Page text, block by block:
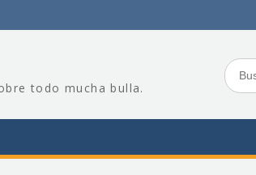
todo mucha bulla.
Buscar: